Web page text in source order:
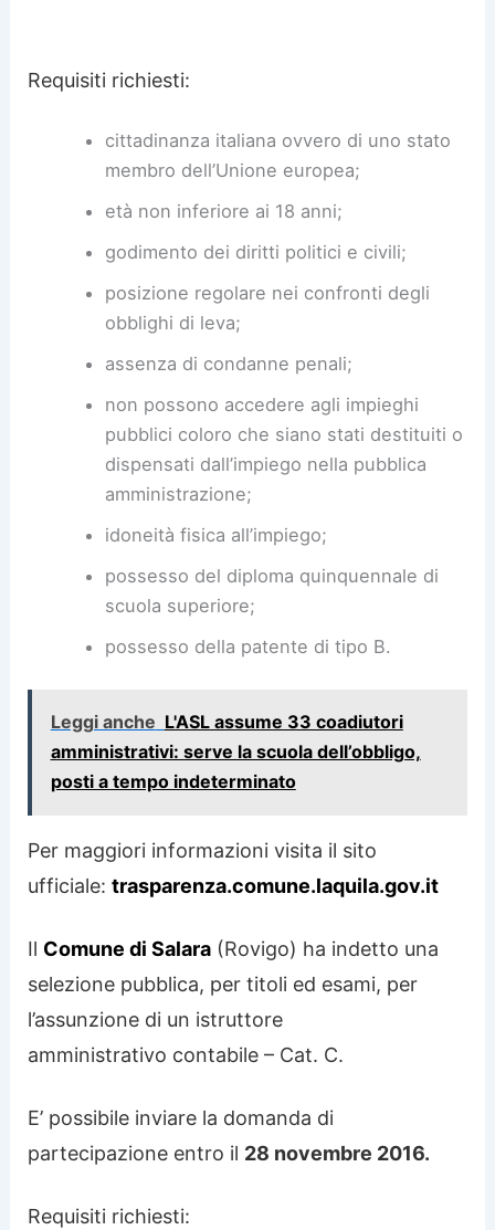
Requisiti richiesti:
cittadinanza italiana ovvero di uno stato
membro dell’Unione europea;
età non inferiore ai 18 anni;
godimento dei diritti politici e civili;
posizione regolare nei confronti degli
obblighi di leva;
assenza di condanne penali;
non possono accedere agli impieghi
pubblici coloro che siano stati destituiti o
dispensati dall’impiego nella pubblica
amministrazione;
idoneità fisica all’impiego;
possesso del diploma quinquennale di
scuola superiore;
possesso della patente di tipo B.
Leggi anche L'ASL assume 33 coadiutori
amministrativi: serve la scuola dell’obbligo,
posti a tempo indeterminato
Per maggiori informazioni visita il sito
ufficiale:trasparenza.comune.laquila.gov.it
Il Comune di Salara (Rovigo) ha indetto una
selezione pubblica, per titoli ed esami, per
l’assunzione di un istruttore
amministrativo contabile – Cat. C.
E’ possibile inviare la domanda di
partecipazione entro il 28 novembre 2016.
Requisiti richiesti: